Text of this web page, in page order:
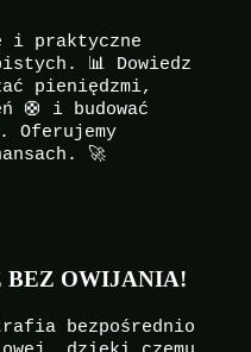
i praktyczne
📊 Dowiedz
pieniędzmi,
🛟 i budować
Oferujemy
🚀
BEZ OWIJANIA!
bezpośrednio